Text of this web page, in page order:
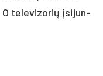
O te­le­vi­zo­rių įsi­jun­